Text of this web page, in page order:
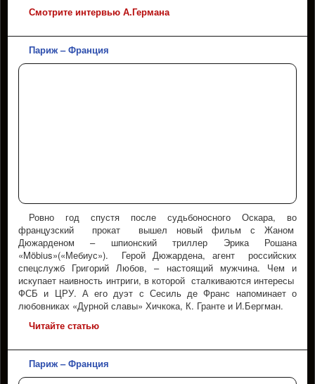
Смотрите интервью А.Германа
Париж – Франция
Ровно год спустя после судьбоносного Оскара, во
французский прокат вышел новый фильм с Жаном
Дюжарденом – шпионский триллер Эрика Рошана
«Möbius»(«Мебиус»). Герой Дюжардена, агент российских
спецслужб Григорий Любов, – настоящий мужчина. Чем и
искупает наивность интриги, в которой сталкиваются интересы
ФСБ и ЦРУ. А его дуэт с Сесиль де Франс напоминает о
любовниках «Дурной славы» Хичкока, К. Гранте и И.Бергман.
Читайте статью
Париж – Франция